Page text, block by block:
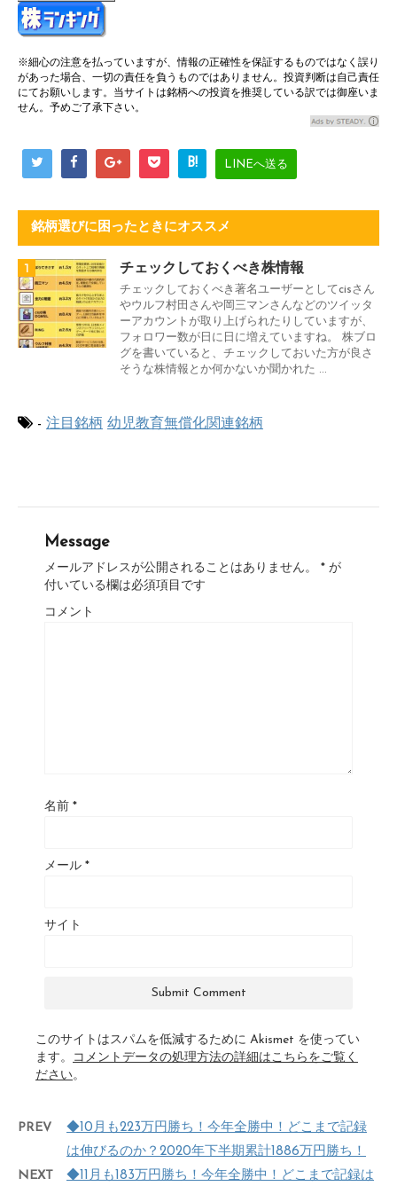
※細心の注意を払っていますが、情報の正確性を保証するものではなく誤り
があった場合、一切の責任を負うものではありません。投資判断は自己責任
にてお願いします。当サイトは銘柄への投資を推奨している訳では御座いま
せん。予めご了承下さい。
B! LINEへ送る
銘柄選びに困ったときにオススメ
1 チェックしておくべき株情報
チェックしておくべき著名ユーザーとしてcisさん
やウルフ村田さんや岡三マンさんなどのツイッタ
ーアカウントが取り上げられたりしていますが、
フォロワー数が日に日に増えていますね。 株ブロ
グを書いていると、チェックしておいた方が良さ
そうな株情報とか何かないか聞かれた ...
- 注目銘柄 幼児教育無償化関連銘柄
Message
メールアドレスが公開されることはありません。 * が
付いている欄は必須項目です
コメント
名前 *
メール *
サイト
このサイトはスパムを低減するために Akismet を使ってい
ます。
コメントデータの処理方法の詳細はこちらをご覧く
ださい。
PREV
◆10月も223万円勝ち！今年全勝中！どこまで記録
は伸びるのか？2020年下半期累計1886万円勝ち！
NEXT
◆11月も183万円勝ち！今年全勝中！どこまで記録は